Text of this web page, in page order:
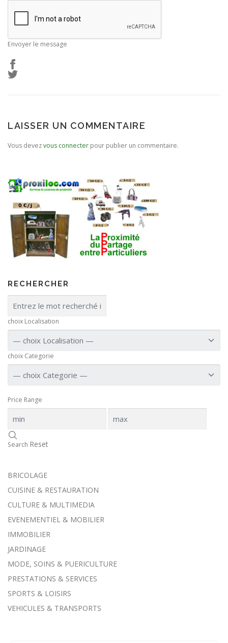
Envoyer le message
LAISSER UN COMMENTAIRE
Vous devezvous connecter pour publier un commentaire.
RECHERCHER
choix Localisation
choix Categorie
Price Range
Search Reset
BRICOLAGE
CUISINE & RESTAURATION
CULTURE & MULTIMEDIA
EVENEMENTIEL & MOBILIER
IMMOBILIER
JARDINAGE
MODE, SOINS & PUERICULTURE
PRESTATIONS & SERVICES
SPORTS & LOISIRS
VEHICULES & TRANSPORTS